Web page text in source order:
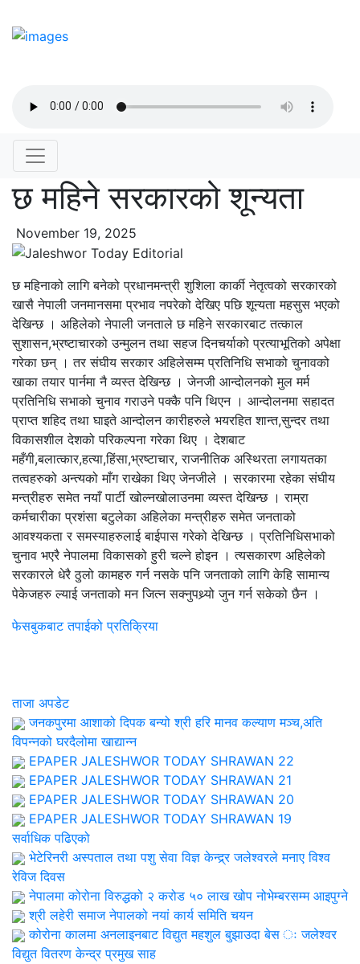
छ महिने सरकारको शून्यता
November 19, 2025
छ महिनाको लागि बनेको प्रधानमन्त्री शुशिला कार्की नेतृत्वको सरकारको
खासै नेपाली जनमानसमा प्रभाव नपरेको देखिए पछि शून्यता महसुस भएको
देखिन्छ । अहिलेको नेपाली जनताले छ महिने सरकारबाट तत्काल
सुशासन,भ्रष्टाचारको उन्मुलन तथा सहज दिनचर्याको प्रत्याभूतिको अपेक्षा
गरेका छन् । तर संघीय सरकार अहिलेसम्म प्रतिनिधि सभाको चुनावको
खाका तयार पार्नमा नै व्यस्त देखिन्छ । जेनजी आन्दोलनको मुल मर्म
प्रतिनिधि सभाको चुनाव गराउने पक्कै पनि थिएन । आन्दोलनमा सहादत
प्राप्त शहिद तथा घाइते आन्दोलन कारीहरुले भयरहित शान्त,सुन्दर तथा
विकासशील देशको परिकल्पना गरेका थिए । देशबाट
महँगी,बलात्कार,हत्या,हिंसा,भ्रष्टाचार, राजनीतिक अस्थिरता लगायतका
तत्वहरुको अन्त्यको माँग राखेका थिए जेनजीले । सरकारमा रहेका संघीय
मन्त्रीहरु समेत नयाँ पार्टी खोल्नखोलाउनमा व्यस्त देखिन्छ । राम्रा
कर्मचारीका प्रशंसा बटुलेका अहिलेका मन्त्रीहरु समेत जनताको
आवश्यकता र समस्याहरुलाई बाईपास गरेको देखिन्छ । प्रतिनिधिसभाको
चुनाव भएरै नेपालमा विकासको हुरी चल्ने होइन । त्यसकारण अहिलेको
सरकारले धेरै ठुलो कामहरु गर्न नसके पनि जनताको लागि केहि सामान्य
पेकेजहरु ल्याई जनताको मन जित्न सक्नुपथ्र्यो जुन गर्न सकेको छैन ।
फेसबुकबाट तपाईको प्रतिक्रिया
ताजा अपडेट
जनकपुरमा आशाको दिपक बन्यो श्री हरि मानव कल्याण मञ्च,अति
विपन्नको घरदैलोमा खाद्यान्न
EPAPER JALESHWOR TODAY SHRAWAN 22
EPAPER JALESHWOR TODAY SHRAWAN 21
EPAPER JALESHWOR TODAY SHRAWAN 20
EPAPER JALESHWOR TODAY SHRAWAN 19
सर्वाधिक पढिएको
भेटेरिनरी अस्पताल तथा पशु सेवा विज्ञ केन्द्र्र जलेश्वरले मनाए विश्व
रेविज दिवस
नेपालमा कोरोना विरुद्धको २ करोड ५० लाख खोप नोभेम्बरसम्म आइपुग्ने
श्री लहेरी समाज नेपालको नयां कार्य समिति चयन
कोरोना कालमा अनलाइनबाट विद्युत महशुल बुझाउदा बेस ः जलेश्वर
विद्युत वितरण केन्द्र प्रमुख साह